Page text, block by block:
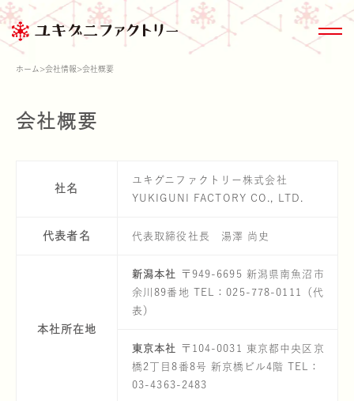
雪国まいたけ極
家のまわりのきの
ESG関連デー
沿革
ホーム >会社情報 >会社概要
会社概要
社名
ユキグニファクトリー株式会社
YUKIGUNI FACTORY CO., LTD.
代表者名 代表取締役社長 湯澤 尚史
本社所在地
新潟本社
〒949-6695 新潟県南魚沼市
余川89番地 TEL：025-778-0111（代
表）
東京本社
〒104-0031 東京都中央区京
橋2丁目8番8号 新京橋ビル4階 TEL：
03-4363-2483